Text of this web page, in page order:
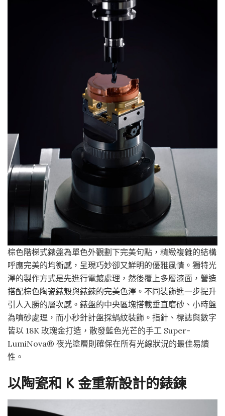
棕色階梯式錶盤為單色外觀劃下完美句點，精緻複雜的結構
呼應完美的均衡感，呈現巧妙卻又鮮明的優雅風情。獨特光
澤的製作方式是先進行電鍍處理，然後覆上多層漆面，營造
搭配棕色陶瓷錶殼與錶鍊的完美色澤。不同裝飾進一步提升
引人入勝的層次感。錶盤的中央區塊搭載垂直磨砂、小時盤
為噴砂處理，而小秒針計盤採蝸紋裝飾。指針、標誌與數字
皆以 18K 玫瑰金打造，散發藍色光芒的手工 Super-
LumiNova® 夜光塗層則確保在所有光線狀況的最佳易讀
性。
以陶瓷和 K 金重新設計的錶鍊